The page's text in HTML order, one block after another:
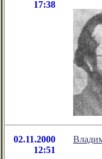
17:38
02.11.2000
12:51